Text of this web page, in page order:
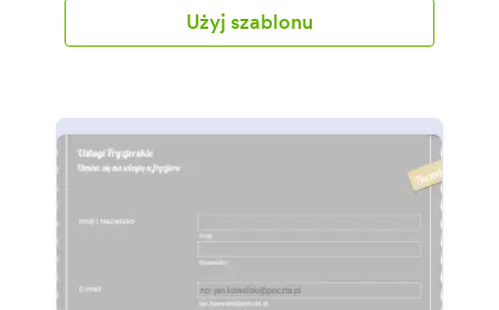
używane produkty, alergie i choroby. Ten szablon
formularza konsultacji pielęgnacji skóry zawiera
Użyj szablonu